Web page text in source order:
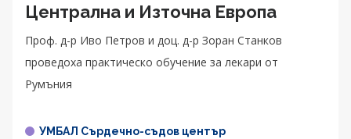
Централна и Източна Европа
Проф. д-р Иво Петров и доц. д-р Зоран Станков
проведоха практическо обучение за лекари от
Румъния
УМБАЛ Сърдечно-съдов център